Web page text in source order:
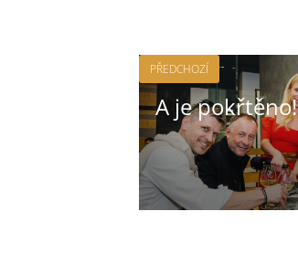
PŘEDCHOZÍ
A je pokřtěno!